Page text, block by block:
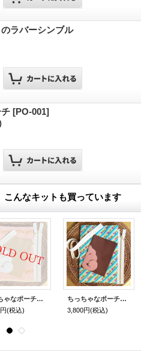
ラバーシンブル
[PO-001]
こんなキットも買っています
ちっちゃなポーチ【砂浜のシェル】
(税込)
ちっちゃなポーチ【珊瑚色のシェル】
3,800円(税込)